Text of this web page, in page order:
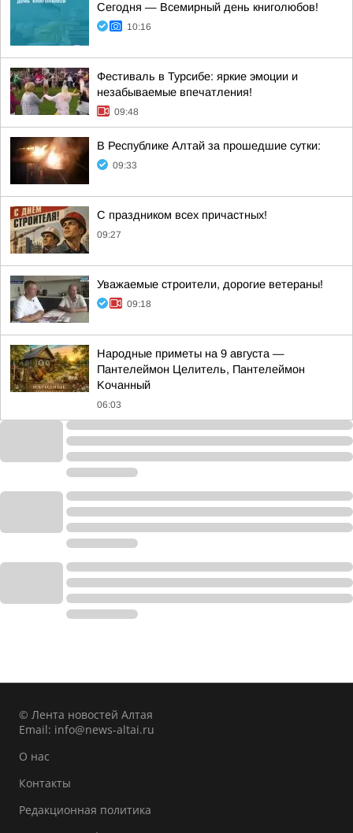
Сегодня — Всемирный день книголюбов!
10:16
Фестиваль в Турсибе: яркие эмоции и
незабываемые впечатления!
09:48
В Республике Алтай за прошедшие сутки:
09:33
С праздником всех причастных!
09:27
Уважаемые строители, дорогие ветераны!
09:18
Hapoдныe пpимeты нa 9 aвгуcтa —
Пaнтeлeймoн Цeлитeль, Пaнтeлeймoн
Koчaнный
06:03
© Лента новостей Алтая
Email: info@news-altai.ru
О нас
Контакты
Редакционная политика